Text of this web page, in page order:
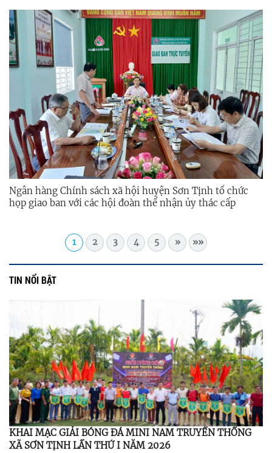
Ngân hàng Chính sách xã hội huyện Sơn Tịnh tổ chức
họp giao ban với các hội đoàn thể nhận ủy thác cấp
1 2 3 4 5 » »»
TIN NỔI BẬT
KHAI MẠC GIẢI BÓNG ĐÁ MINI NAM TRUYỀN THỐNG
XÃ SƠN TỊNH LẦN THỨ I NĂM 2026